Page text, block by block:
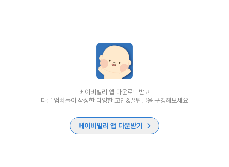
베이비빌리 앱 다운로드받고
다른 엄빠들이 작성한 다양한 고민&꿀팁글을 구경해보세요
베이비빌리 앱 다운받기